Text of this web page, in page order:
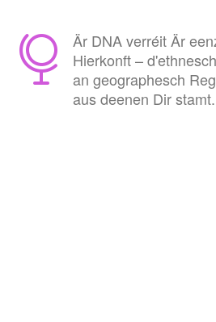
Är DNA verréit Är
Hierkonft –
an geographesch
aus deenen Dir stamt.